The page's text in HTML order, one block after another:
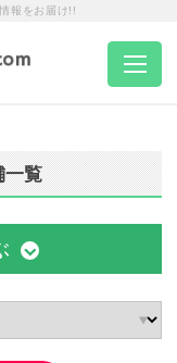
報をお届け!!
一覧